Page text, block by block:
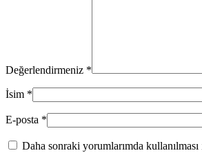
Değerlendirmeniz *
İsim *
E-posta *
Daha sonraki yorumlarımda